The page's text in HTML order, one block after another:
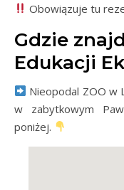
Obowiązuje tu
Gdzie
Edukacji
Nieopodal ZOO w
w zabytkowym
poniżej.